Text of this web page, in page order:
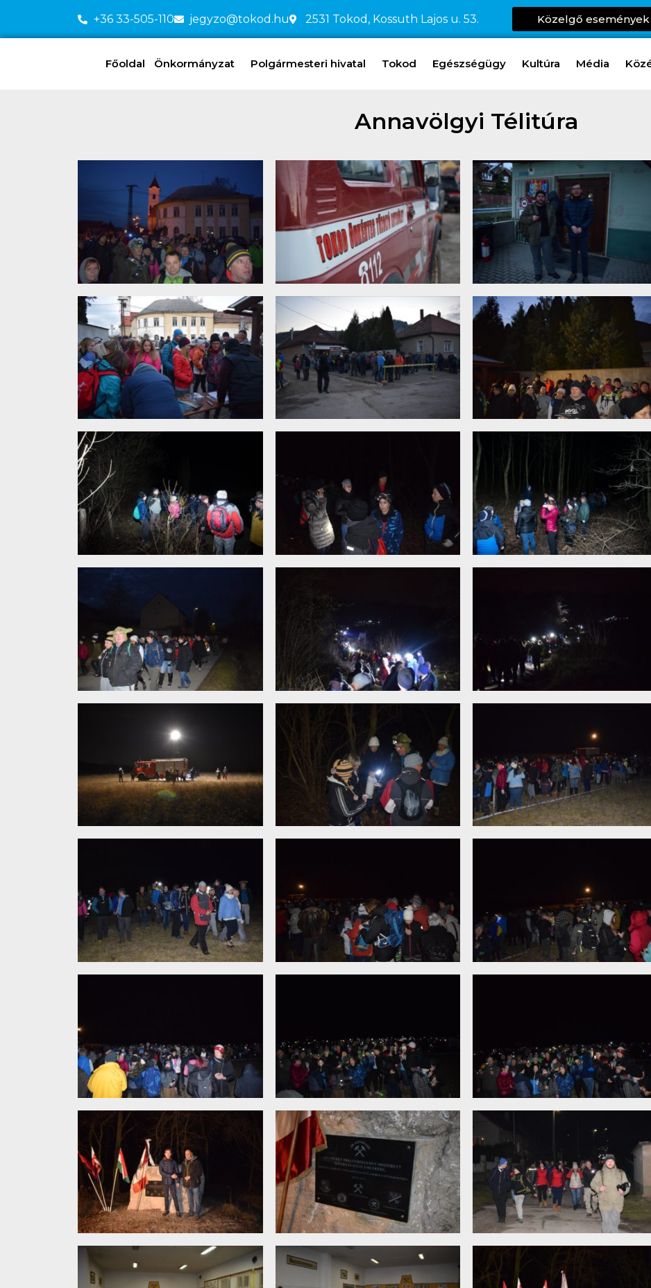
+36 33-505-110 jegyzo@tokod.hu 2531 Tokod, Kossuth Lajos u. 53. Közelgő események
Főoldal Önkormányzat Polgármesteri hivatal Tokod Egészségügy Kultúra Média
Annavölgyi Télitúra